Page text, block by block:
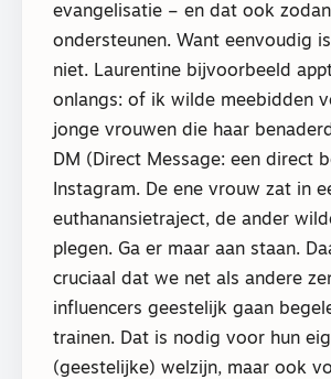
evangelisatie – en dat ook
ondersteunen. Want eenvoudig
niet. Laurentine bijvoorbeeld
onlangs: of ik wilde meebidden
jonge vrouwen die haar
DM (Direct Message: een direct
Instagram. De ene vrouw zat in
euthanansietraject, de ander
plegen. Ga er maar aan staan.
cruciaal dat we net als andere
influencers geestelijk gaan
trainen. Dat is nodig voor hun
(geestelijke) welzijn, maar ook